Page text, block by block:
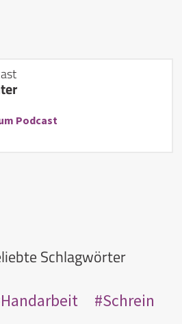
Podcast
Schlagwörter
Handarbeit
Schrein